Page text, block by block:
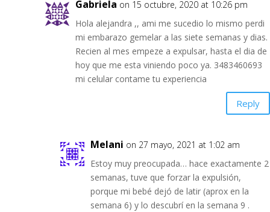
Gabriela on 15 octubre, 2020 at 10:26 pm
Hola alejandra ,, ami me sucedio lo mismo perdi
mi embarazo gemelar a las siete semanas y dias.
Recien al mes empeze a expulsar, hasta el dia de
hoy que me esta viniendo poco ya. 3483460693
mi celular contame tu experiencia
Reply
Melani on 27 mayo, 2021 at 1:02 am
Estoy muy preocupada… hace exactamente 2
semanas, tuve que forzar la expulsión,
porque mi bebé dejó de latir (aprox en la
semana 6) y lo descubrí en la semana 9 .